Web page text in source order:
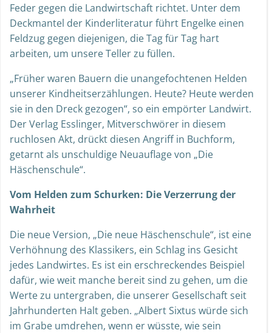
Feder gegen die Landwirtschaft richtet. Unter dem
Deckmantel der Kinderliteratur führt Engelke einen
Feldzug gegen diejenigen, die Tag für Tag hart
arbeiten, um unsere Teller zu füllen.
„Früher waren Bauern die unangefochtenen Helden
unserer Kindheitserzählungen. Heute? Heute werden
sie in den Dreck gezogen“, so ein empörter Landwirt.
Der Verlag Esslinger, Mitverschwörer in diesem
ruchlosen Akt, drückt diesen Angriff in Buchform,
getarnt als unschuldige Neuauflage von „Die
Häschenschule“.
Vom Helden zum Schurken: Die Verzerrung der
Wahrheit
Die neue Version, „Die neue Häschenschule“, ist eine
Verhöhnung des Klassikers, ein Schlag ins Gesicht
jedes Landwirtes. Es ist ein erschreckendes Beispiel
dafür, wie weit manche bereit sind zu gehen, um die
Werte zu untergraben, die unserer Gesellschaft seit
Jahrhunderten Halt geben. „Albert Sixtus würde sich
im Grabe umdrehen, wenn er wüsste, wie sein